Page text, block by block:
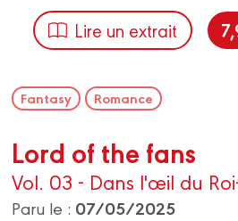
Lire un extrait
Fantasy Romance
Lord of the fans
Vol. 03 - Dans l'œil du
Paru le : 07/05/2025